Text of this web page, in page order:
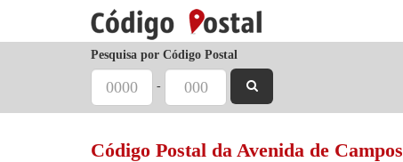
Pesquisa por Código Postal
-
Código Postal da Avenida de Campos